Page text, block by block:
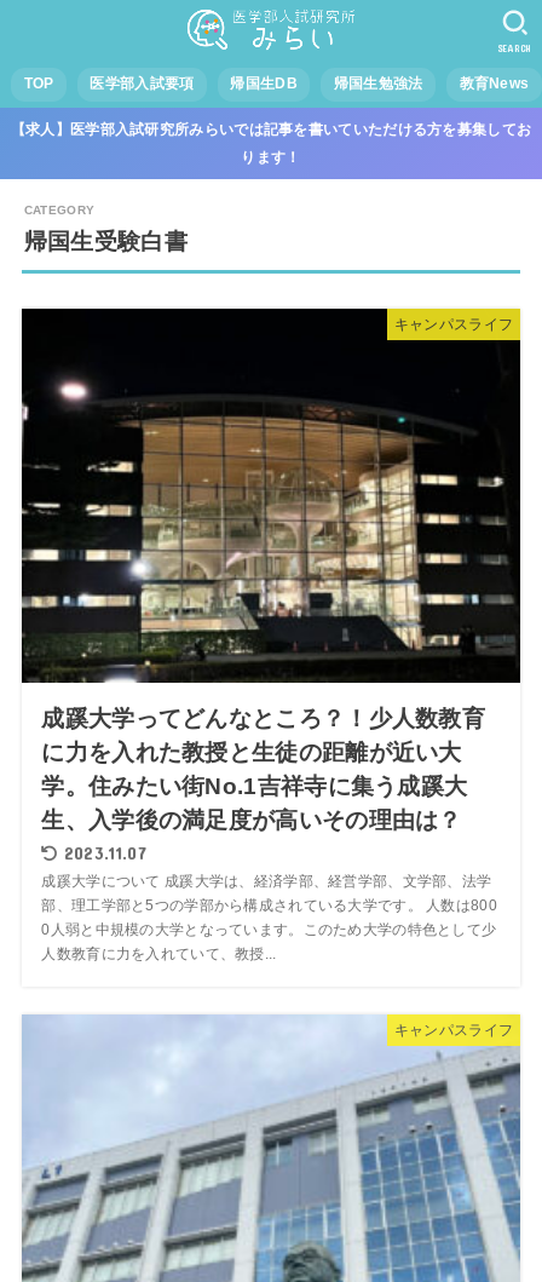
TOP 医学部入試要項 帰国生DB 帰国生勉強法 教育News
SEARCH
【求人】医学部入試研究所みらいでは記事を書いていただける方を募集してお
ります！
帰国生受験白書
キャンパスライフ
成蹊大学ってどんなところ？！少人数教育
に力を入れた教授と生徒の距離が近い大
学。住みたい街No.1吉祥寺に集う成蹊大
生、入学後の満足度が高いその理由は？
2023.11.07
成蹊大学について 成蹊大学は、経済学部、経営学部、文学部、法学
部、理工学部と5つの学部から構成されている大学です。 人数は800
0人弱と中規模の大学となっています。このため大学の特色として少
人数教育に力を入れていて、教授...
キャンパスライフ